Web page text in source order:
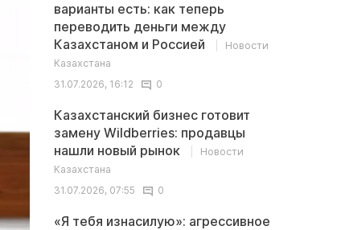
варианты есть: как теперь
переводить деньги между
Казахстаном и Россией
Новости
Казахстана
31.07.2026, 16:12
0
Казахстанский бизнес готовит
замену Wildberries: продавцы
нашли новый рынок
Новости
Казахстана
31.07.2026, 07:55
0
«Я тебя изнасилую»: агрессивное